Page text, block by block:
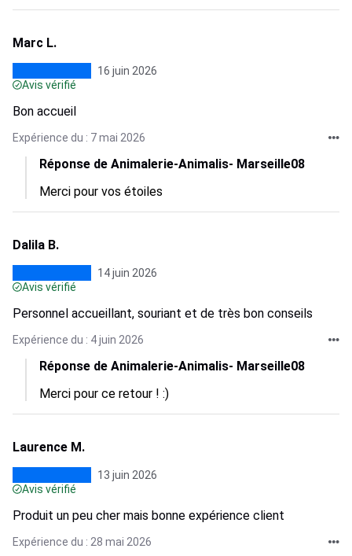
Marc L.
16 juin 2026
Avis vérifié
Bon accueil
Expérience du : 7 mai 2026
Réponse de Animalerie-Animalis- Marseille08
Merci pour vos étoiles
Dalila B.
14 juin 2026
Avis vérifié
Personnel accueillant, souriant et de très bon conseils
Expérience du : 4 juin 2026
Réponse de Animalerie-Animalis- Marseille08
Merci pour ce retour ! :)
Laurence M.
13 juin 2026
Avis vérifié
Produit un peu cher mais bonne expérience client
Expérience du : 28 mai 2026